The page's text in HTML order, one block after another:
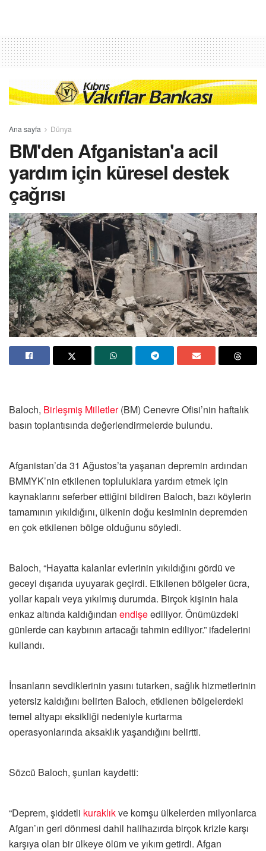
Ana sayfa Dünya
BM'den Afganistan'a acil
yardım için küresel destek
çağrısı
Baloch, Birleşmiş Milletler(BM) Cenevre Ofisi’nin haftalık
basın toplantısında değerlendirmelerde bulundu.
Afganistan’da 31 Ağustos’ta yaşanan depremin ardından
BMMYK’nin etkilenen topluluklara yardım etmek için
kaynaklarını seferber ettiğini bildiren Baloch, bazı köylerin
tamamının yıkıldığını, ülkenin doğu kesiminin depremden
en çok etkilenen bölge olduğunu söyledi.
Baloch, “Hayatta kalanlar evlerinin yıkıldığını gördü ve
geceyi dışarıda uyuyarak geçirdi. Etkilenen bölgeler ücra,
yollar kapalı veya yıkılmış durumda. Birçok kişinin hala
enkaz altında kaldığından endişeediliyor. Önümüzdeki
günlerde can kaybının artacağı tahmin ediliyor.” ifadelerini
kullandı.
İnsanların sevdiklerinin yasını tutarken, sağlık hizmetlerinin
yetersiz kaldığını belirten Baloch, etkilenen bölgelerdeki
temel altyapı eksikliği nedeniyle kurtarma
operasyonlarında aksaklık yaşandığını belirtti.
Sözcü Baloch, şunları kaydetti:
“Deprem, şiddetli kuraklıkve komşu ülkelerden milyonlarca
Afgan’ın geri dönmesi dahil halihazırda birçok krizle karşı
karşıya olan bir ülkeye ölüm ve yıkım getirdi. Afgan